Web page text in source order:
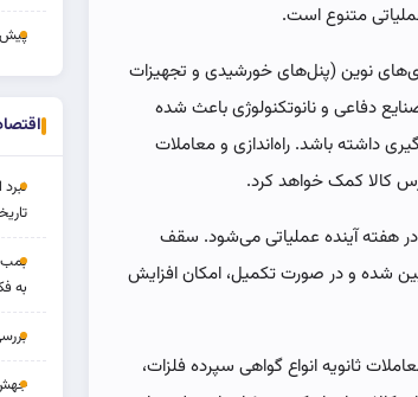
متنوع است.
نوین (پنل‌های خورشیدی و تجهیزات
دفاعی و نانوتکنولوژی باعث شده
داشته باشد. راه‌اندازی و معاملات
کالا کمک خواهد کرد.
در هفته آینده عملیاتی می‌شود. سقف
صندوق‌ها ۹۰۰۰ میلیارد ریال تعیین شده و در صورت تکمیل، امکان افزایش
ثانویه انواع گواهی سپرده فلزات،
بمب
به
بررسی تورم ۸۴